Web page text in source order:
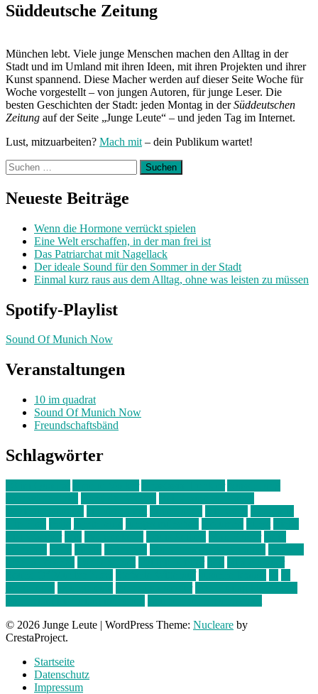
Süddeutsche Zeitung
München lebt. Viele junge Menschen machen den Alltag in der
Stadt und im Umland mit ihren Ideen, mit ihren Projekten und ihrer
Kunst spannend. Diese Macher werden auf dieser Seite Woche für
Woche vorgestellt – von jungen Autoren, für junge Leser. Die
besten Geschichten der Stadt: jeden Montag in derSüddeutschen
Zeitung auf der Seite „Junge Leute“ – und jeden Tag im Internet.
Lust, mitzuarbeiten? Mach mit – dein Publikum wartet!
Suchen
nach:
Neueste Beiträge
Wenn die Hormone verrückt spielen
Eine Welt erschaffen, in der man frei ist
Das Patriarchat mit Nagellack
Der ideale Sound für den Sommer in der Stadt
Einmal kurz raus aus dem Alltag, ohne was leisten zu müssen
Spotify-Playlist
Sound Of Munich Now
Veranstaltungen
10 im quadrat
Sound Of Munich Now
Freundschaftsbänd
Schlagwörter
© 2026 Junge Leute | WordPress Theme: Nucleare by
CrestaProject.
Startseite
Datenschutz
Impressum